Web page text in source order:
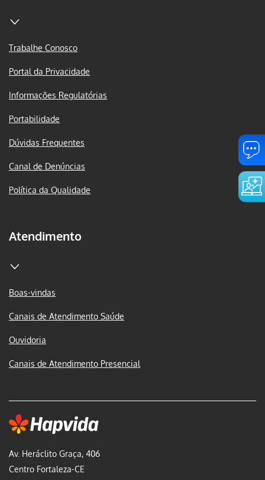
Av. Heráclito Graça, 406
Centro Fortaleza-CE
Trabalhe Conosco
Portal da Privacidade
Informações Regulatórias
Portabilidade
Dúvidas Frequentes
Canal de Denúncias
Política da Qualidade
Atendimento
Boas-vindas
Canais de Atendimento Saúde
Ouvidoria
Canais de Atendimento Presencial